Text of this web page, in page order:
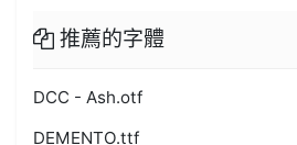
推薦的字體
DCC - Ash.otf
DEMENTO.ttf